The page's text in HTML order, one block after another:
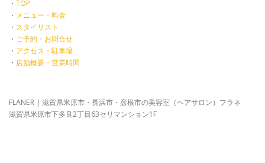
・ TOP
・ メニュー・料金
・ スタイリスト
・ ご予約・お問合せ
・ アクセス・駐車場
・ 店舗概要・営業時間
FLANER | 滋賀県米原市・長浜市・彦根市の美容室（ヘアサロン）フラネ
滋賀県米原市下多良2丁目63セリマンション1F